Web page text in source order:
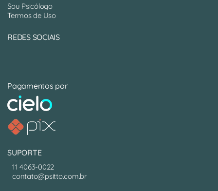
Sou Psicólogo
Termos de Uso
REDES SOCIAIS
Pagamentos por
SUPORTE
11 4063-0022
contato@psitto.com.br